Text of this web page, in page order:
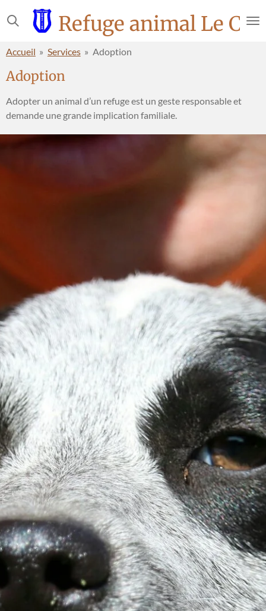
Passer
au
principal
Refuge animal Le
Accueil » Services » Adoption
Adoption
Adopter un animal d’un refuge est un geste responsable et
demande une grande implication familiale.